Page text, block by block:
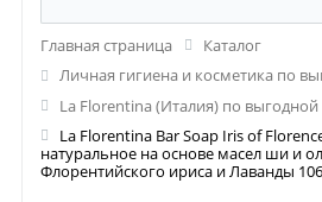
Главная страница
Каталог
Личная гигиена и косметика по
La Florentina (Италия) по
La Florentina Bar Soap Iris of
натуральное на основе масел ши и
Флорентийского ириса и Лаванды